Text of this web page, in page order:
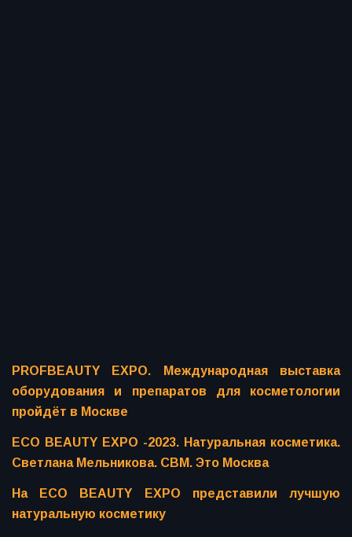
PROFBEAUTY EXPO. Международная выставка
оборудования и препаратов для косметологии
пройдёт в Москве
ECO BEAUTY EXPO -2023. Натуральная косметика.
Светлана Мельникова. СВМ. Это Москва
На ECO BEAUTY EXPO представили лучшую
натуральную косметику